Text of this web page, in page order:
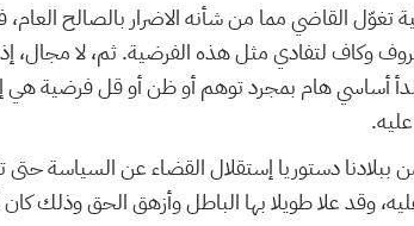
تغوّل القاضي مما من شأنه الاضرار بالصالح
وكاف لتفادي مثل هذه الفرضية. ثم، لا مجال، إذا
أساسي هام بمجرد توهم أو ظن أو قل فرضية هي
ببلادنا دستوريا إستقلال القضاء عن السياسة حتى
وقد علا طويلا بها الباطل وأزهق الحق وذلك